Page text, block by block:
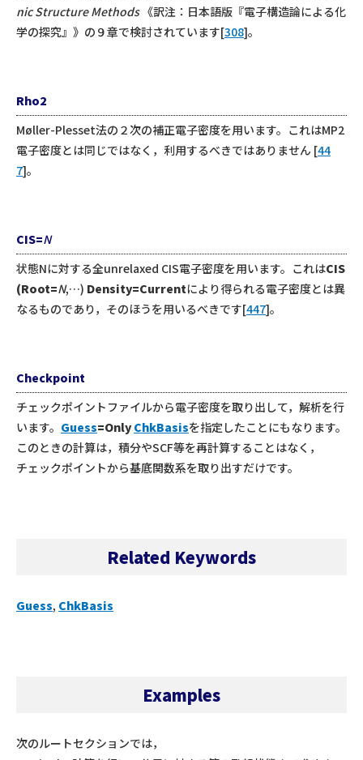
nic Structure Methods《訳注：日本語版『電子構造論による化
学の探究』》の９章で検討されています[308]。
Rho2
Møller-Plesset法の２次の補正電子密度を用います。これはMP2
電子密度とは同じではなく，利用するべきではありません [44
7]。
CIS=N
状態Nに対する全unrelaxed CIS電子密度を用います。これはCIS
(Root=N,…) Density=Currentにより得られる電子密度とは異
なるものであり，そのほうを用いるべきです[447]。
Checkpoint
チェックポイントファイルから電子密度を取り出して，解析を行
います。 Guess=Only ChkBasisを指定したことにもなります。
このときの計算は，積分やSCF等を再計算することはなく，
チェックポイントから基底関数系を取り出すだけです。
Related Keywords
Guess, ChkBasis
Examples
次のルートセクションでは，